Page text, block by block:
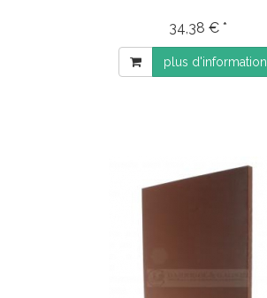
34,38 € *
plus d'information